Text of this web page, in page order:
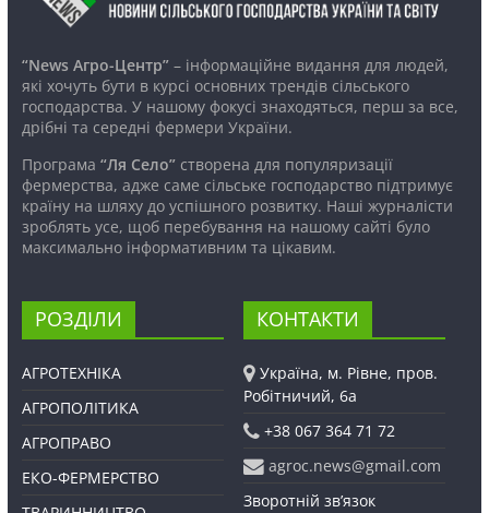
“News Агро-Центр”– інформаційне видання для людей,
які хочуть бути в курсі основних трендів сільського
господарства. У нашому фокусі знаходяться, перш за все,
дрібні та середні фермери України.
Програма “Ля Село”створена для популяризації
фермерства, адже саме сільське господарство підтримує
країну на шляху до успішного розвитку. Наші журналісти
зроблять усе, щоб перебування на нашому сайті було
максимально інформативним та цікавим.
РОЗДІЛИ
АГРОТЕХНІКА
АГРОПОЛІТИКА
АГРОПРАВО
ЕКО-ФЕРМЕРСТВО
КОНТАКТИ
Україна, м. Рівне, пров.
Робітничий, 6а
+38 067 364 71 72
agroc.news@gmail.com
Зворотній зв’язок